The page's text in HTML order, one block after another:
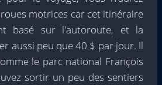
motrices car cet itinéraire
basé sur l'autoroute, et la
aussi peu que 40 $ par jour. Il
le parc national François
sortir un peu des sentiers